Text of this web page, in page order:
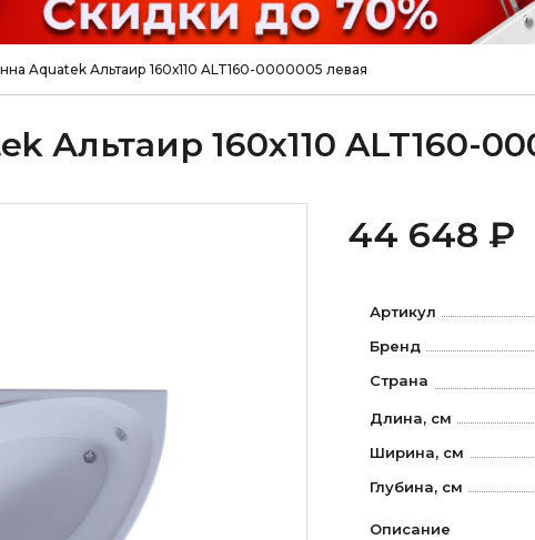
Aquatek Альтаир 160х110 ALT160-0000005 левая
Альтаир 160х110 ALT160-
44 648 ₽
Артикул
Бренд
Страна
Длина, см
Ширина, см
Глубина, см
Описание